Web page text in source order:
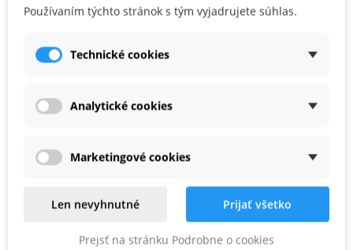
výstružníky pre frézy 492716, 492717, 491081, 491120
skrutka so šošovk. hlavou, kľúč TX T15, 4 x vymeniteľná platnička, balenie
PODOBNÉ PRODUKTY
Používaním týchto stránok s tým vyjadrujete súhlas.
Technické cookies
Analytické cookies
Marketingové cookies
Len nevyhnutné Prijať všetko
Prejsť na stránku Podrobne o cookies